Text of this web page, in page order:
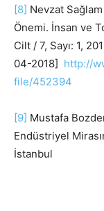
[8] Nevzat
Önemi. İnsan ve
Cilt / 7, Sayı: 1,
04-2018] http://
file/452394
[9] Mustafa
Endüstriyel
İstanbul